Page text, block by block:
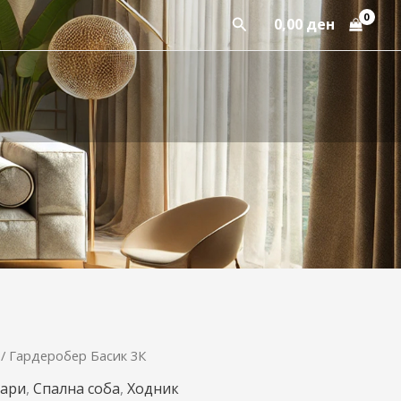
Пребарај
0,00 ден
/ Гардеробер Басик 3К
, Спална соба, Ходник